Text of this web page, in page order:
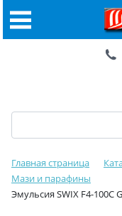
Главная страница
Мази и парафины
Эмульсия SWIX F4-100C